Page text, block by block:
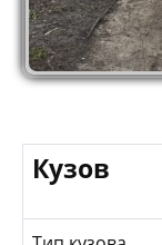
Кузов